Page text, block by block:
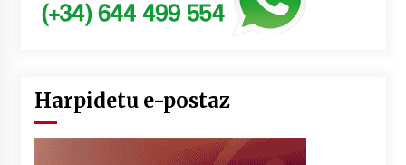
Harpidetu e-postaz